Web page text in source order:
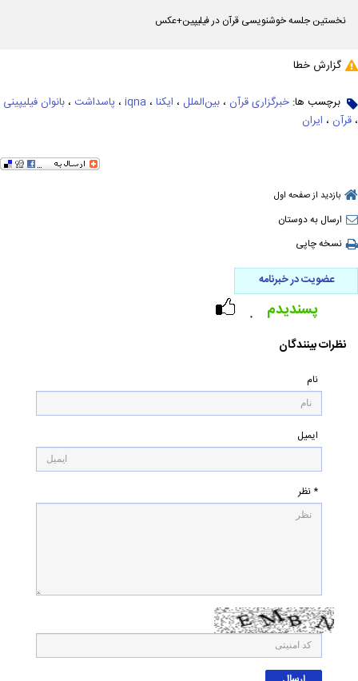
نخستین جلسه خوشنویسی قرآن در فیلیپین+عکس
گزارش خطا
برچسب ها: خبرگزاری قرآن ، بین‌الملل ، ایکنا ، iqna ، پاسداشت ، بانوان فیلیپینی
، قرآن ، ایران
بازدید از صفحه اول
ارسال به دوستان
نسخه چاپی
عضویت در خبرنامه
۰ پسندیدم
نظرات بینندگان
نام
ایمیل
* نظر